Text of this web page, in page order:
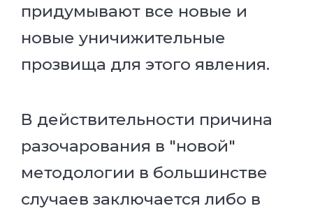
придумывают все новые и
новые уничижительные
прозвища для этого явления.
В действительности причина
разочарования в "новой"
методологии в большинстве
случаев заключается либо в